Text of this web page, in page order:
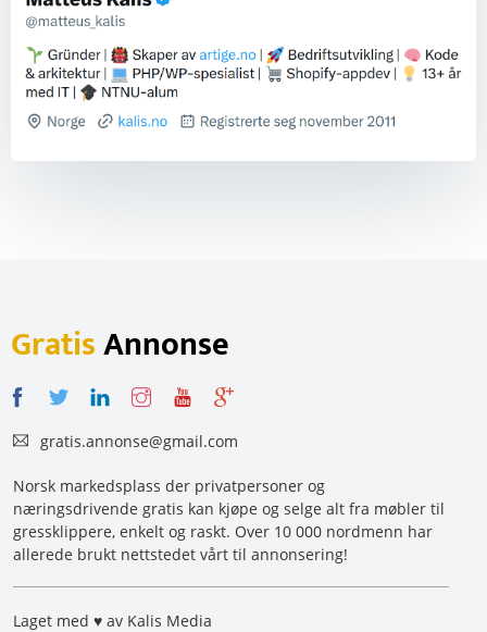
GratisAnnonse
gratis.annonse@gmail.com
Norsk markedsplass der privatpersoner og
næringsdrivende gratis kan kjøpe og selge alt fra møbler til
gressklippere, enkelt og raskt. Over 10 000 nordmenn har
allerede brukt nettstedet vårt til annonsering!
Laget med ♥ av Kalis Media